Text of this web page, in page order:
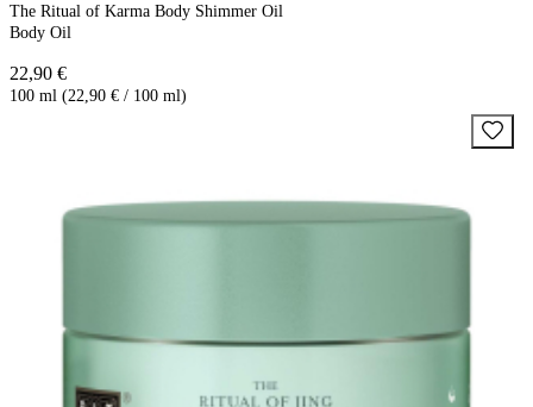
The Ritual of Karma Body Shimmer Oil
Body Oil
22,90 €
100 ml (22,90 € / 100 ml)